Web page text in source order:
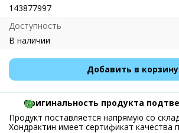
143877997
Доступность
В наличии
Добавить в корзину
Оригинальность продукта
Продукт поставляется напрямую со
Хондрактин имеет сертификат качества